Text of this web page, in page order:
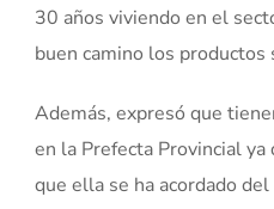
30 años viviendo en el
buen camino los productos
Además, expresó que
en la Prefecta Provincial
que ella se ha acordado